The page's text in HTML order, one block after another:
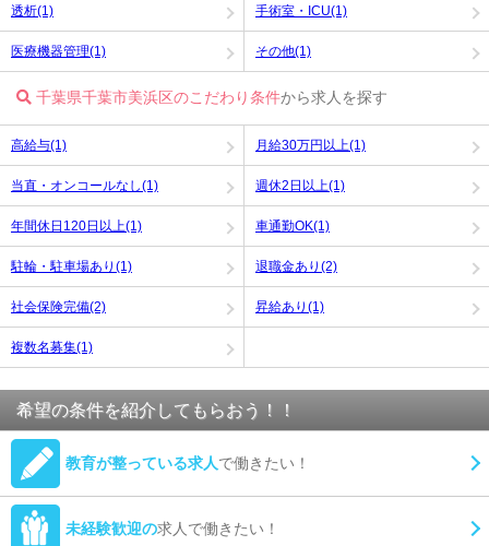
透析(1) 手術室・ICU(1)
医療機器管理(1) その他(1)
千葉県千葉市美浜区のこだわり条件から求人を探す
高給与(1) 月給30万円以上(1)
当直・オンコールなし(1) 週休2日以上(1)
年間休日120日以上(1) 車通勤OK(1)
駐輪・駐車場あり(1) 退職金あり(2)
社会保険完備(2) 昇給あり(1)
複数名募集(1)
希望の条件を紹介してもらおう！！
教育が整っている求人で働きたい！
未経験歓迎の求人で働きたい！